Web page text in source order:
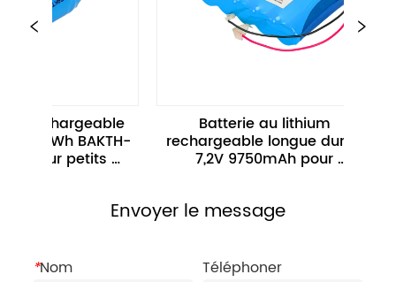
Batterie au lithium
rechargeable longue durée
7,2V 9750mAh pour
Batterie
BAKTH-
Envoyer le message
*Nom Téléphoner